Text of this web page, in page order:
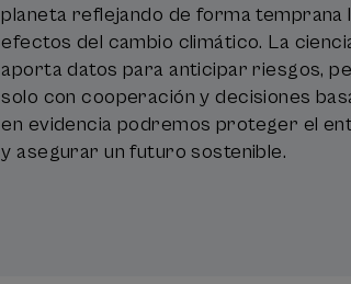
planeta reflejando de forma temprana
efectos del cambio climático. La
aporta datos para anticipar riesgos,
solo con cooperación y decisiones
en evidencia podremos proteger el
y asegurar un futuro sostenible.